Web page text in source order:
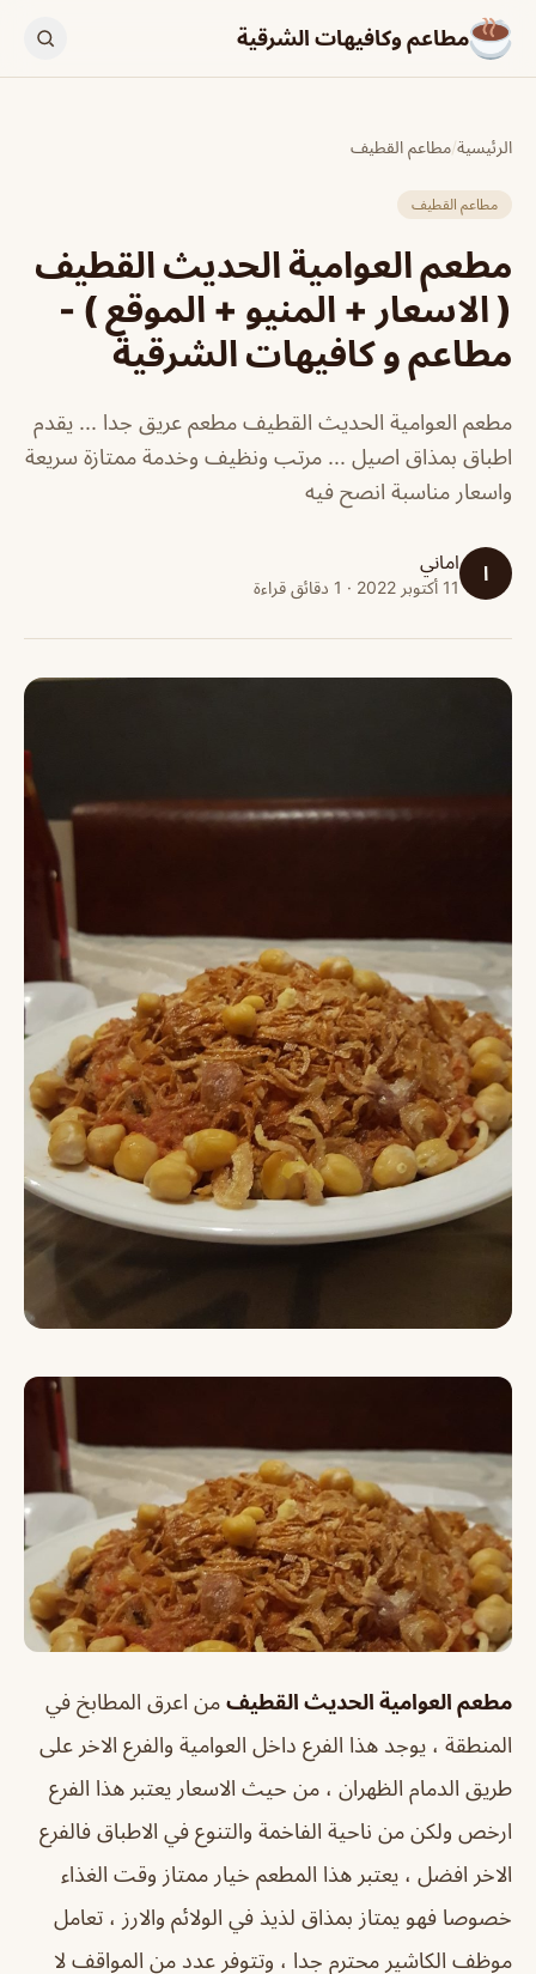
مطاعم وكافيهات الشرقية
الرئيسية/مطاعم القطيف
مطاعم القطيف
مطعم العوامية الحديث القطيف
( الاسعار + المنيو + الموقع ) -
مطاعم و كافيهات الشرقية
مطعم العوامية الحديث القطيف مطعم عريق جدا ... يقدم
اطباق بمذاق اصيل ... مرتب ونظيف وخدمة ممتازة سريعة
واسعار مناسبة انصح فيه
ا اماني
11 أكتوبر 2022 · 1 دقائق قراءة
مطعم العوامية الحديث القطيف من اعرق المطابخ في
المنطقة ، يوجد هذا الفرع داخل العوامية والفرع الاخر على
طريق الدمام الظهران ، من حيث الاسعار يعتبر هذا الفرع
ارخص ولكن من ناحية الفاخمة والتنوع في الاطباق فالفرع
الاخر افضل ، يعتبر هذا المطعم خيار ممتاز وقت الغذاء
خصوصا فهو يمتاز بمذاق لذيذ في الولائم والارز ، تعامل
موظف الكاشير محترم جدا ، وتتوفر عدد من المواقف لا